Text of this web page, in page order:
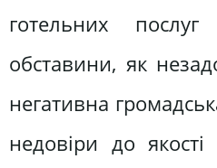
готельних
обставини, як
негативна
недовіри до якості